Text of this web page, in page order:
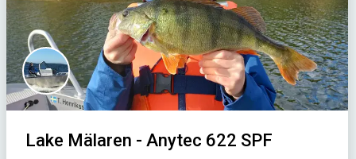
Lake Mälaren - Anytec 622 SPF